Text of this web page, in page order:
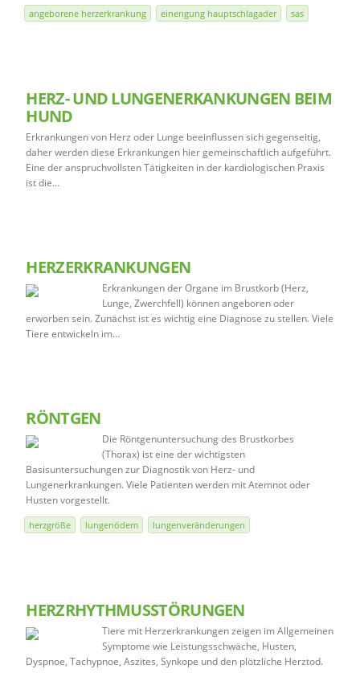
angeborene herzerkrankung einengung hauptschlagader sas
HERZ- UND LUNGENERKANKUNGEN BEIM
HUND
Erkrankungen von Herz oder Lunge beeinflussen sich gegenseitig,
daher werden diese Erkrankungen hier gemeinschaftlich aufgeführt.
Eine der anspruchvollsten Tätigkeiten in der kardiologischen Praxis
ist die…
HERZERKRANKUNGEN
Erkrankungen der Organe im Brustkorb (Herz,
Lunge, Zwerchfell) können angeboren oder
erworben sein. Zunächst ist es wichtig eine Diagnose zu stellen. Viele
Tiere entwickeln im…
RÖNTGEN
Die Röntgenuntersuchung des Brustkorbes
(Thorax) ist eine der wichtigsten
Basisuntersuchungen zur Diagnostik von Herz- und
Lungenerkrankungen. Viele Patienten werden mit Atemnot oder
Husten vorgestellt.
herzgröße lungenödem lungenveränderungen
HERZRHYTHMUSSTÖRUNGEN
Tiere mit Herzerkrankungen zeigen im Allgemeinen
Symptome wie Leistungsschwäche, Husten,
Dyspnoe, Tachypnoe, Aszites, Synkope und den plötzliche Herztod.